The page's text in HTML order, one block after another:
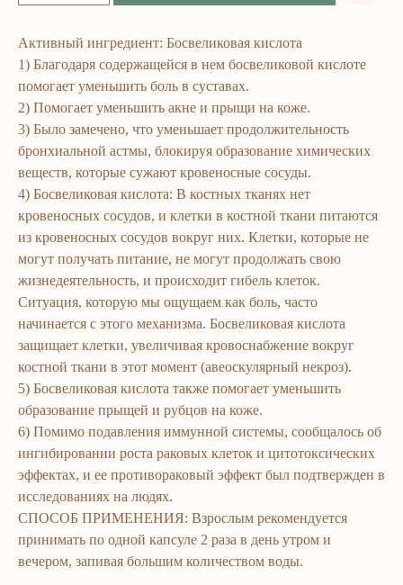
Активный ингредиент: Босвеликовая кислота
1) Благодаря содержащейся в нем босвеликовой кислоте
помогает уменьшить боль в суставах.
2) Помогает уменьшить акне и прыщи на коже.
3) Было замечено, что уменьшает продолжительность
бронхиальной астмы, блокируя образование химических
веществ, которые сужают кровеносные сосуды.
4) Босвеликовая кислота: В костных тканях нет
кровеносных сосудов, и клетки в костной ткани питаются
из кровеносных сосудов вокруг них. Клетки, которые не
могут получать питание, не могут продолжать свою
жизнедеятельность, и происходит гибель клеток.
Ситуация, которую мы ощущаем как боль, часто
начинается с этого механизма. Босвеликовая кислота
защищает клетки, увеличивая кровоснабжение вокруг
костной ткани в этот момент (авеоскулярный некроз).
5) Босвеликовая кислота также помогает уменьшить
образование прыщей и рубцов на коже.
6) Помимо подавления иммунной системы, сообщалось об
ингибировании роста раковых клеток и цитотоксических
эффектах, и ее противораковый эффект был подтвержден в
исследованиях на людях.
СПОСОБ ПРИМЕНЕНИЯ: Взрослым рекомендуется
принимать по одной капсуле 2 раза в день утром и
вечером, запивая большим количеством воды.
ERSAG
Bosh sahifa
Kompaniya haqida
Kontaktlar
Marketing
Maxfiylik siyosati
hamkorsayti
Katalog
Badlar va vitaminlar
Yuz va tana uchun
Uy uchun
Sochlar uchun
Kosmetika
Shaxsiy gigiyena
Parfyumeriya
Ro'yxatdan o'tish
To‘lov va yetkazib berish
Ommaviy oferta